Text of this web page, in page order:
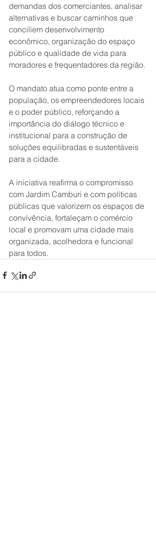
demandas dos comerciantes, analisar
alternativas e buscar caminhos que
conciliem desenvolvimento
econômico, organização do espaço
público e qualidade de vida para
moradores e frequentadores da região.
O mandato atua como ponte entre a
população, os empreendedores locais
e o poder público, reforçando a
importância do diálogo técnico e
institucional para a construção de
soluções equilibradas e sustentáveis
para a cidade.
A iniciativa reafirma o compromisso
com Jardim Camburi e com políticas
públicas que valorizem os espaços de
convivência, fortaleçam o comércio
local e promovam uma cidade mais
organizada, acolhedora e funcional
para todos.